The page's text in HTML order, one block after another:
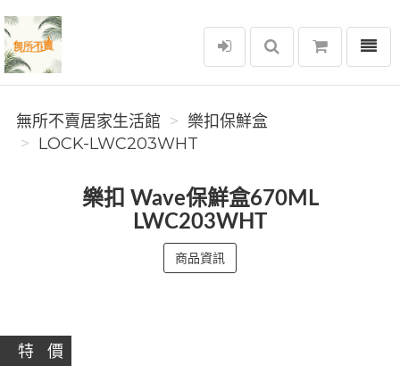
無所不賣居家生活館
選單
無所不賣居家生活館
樂扣保鮮盒
LOCK-LWC203WHT
樂扣 Wave保鮮盒670ML
LWC203WHT
商品資訊
特 價